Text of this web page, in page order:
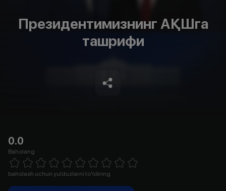
Президентимизнинг АҚШга
ташрифи
0.0
Baholang
1 Star 2 Stars 3 Stars 4 Stars5 Stars 6 Stars7 Stars8 Stars
baholash uchun yulduzlarni to'ldiring